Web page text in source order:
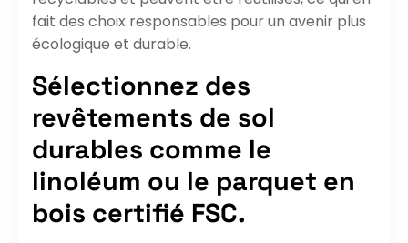
fait des choix responsables pour un avenir plus
écologique et durable.
Sélectionnez des
revêtements de sol
durables comme le
linoléum ou le parquet en
bois certifié FSC.